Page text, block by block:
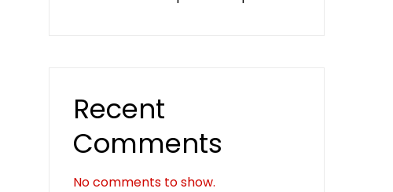
Recent
Comments
No comments to show.